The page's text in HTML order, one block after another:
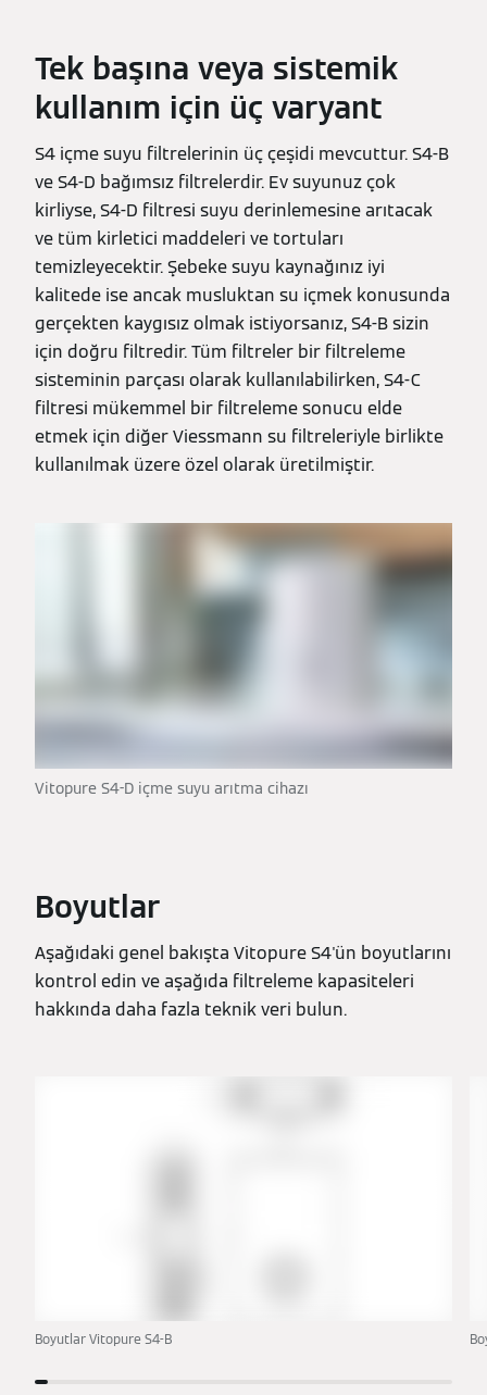
Tek başına veya sistemik
kullanım için üç varyant
S4 içme suyu filtrelerinin üç çeşidi mevcuttur. S4-B
ve S4-D bağımsız filtrelerdir. Ev suyunuz çok
kirliyse, S4-D filtresi suyu derinlemesine arıtacak
ve tüm kirletici maddeleri ve tortuları
temizleyecektir. Şebeke suyu kaynağınız iyi
kalitede ise ancak musluktan su içmek konusunda
gerçekten kaygısız olmak istiyorsanız, S4-B sizin
için doğru filtredir. Tüm filtreler bir filtreleme
sisteminin parçası olarak kullanılabilirken, S4-C
filtresi mükemmel bir filtreleme sonucu elde
etmek için diğer Viessmann su filtreleriyle birlikte
kullanılmak üzere özel olarak üretilmiştir.
Vitopure S4-D içme suyu arıtma cihazı
Boyutlar
Aşağıdaki genel bakışta Vitopure S4'ün boyutlarını
kontrol edin ve aşağıda filtreleme kapasiteleri
hakkında daha fazla teknik veri bulun.
Boyutlar Vitopure S4-B